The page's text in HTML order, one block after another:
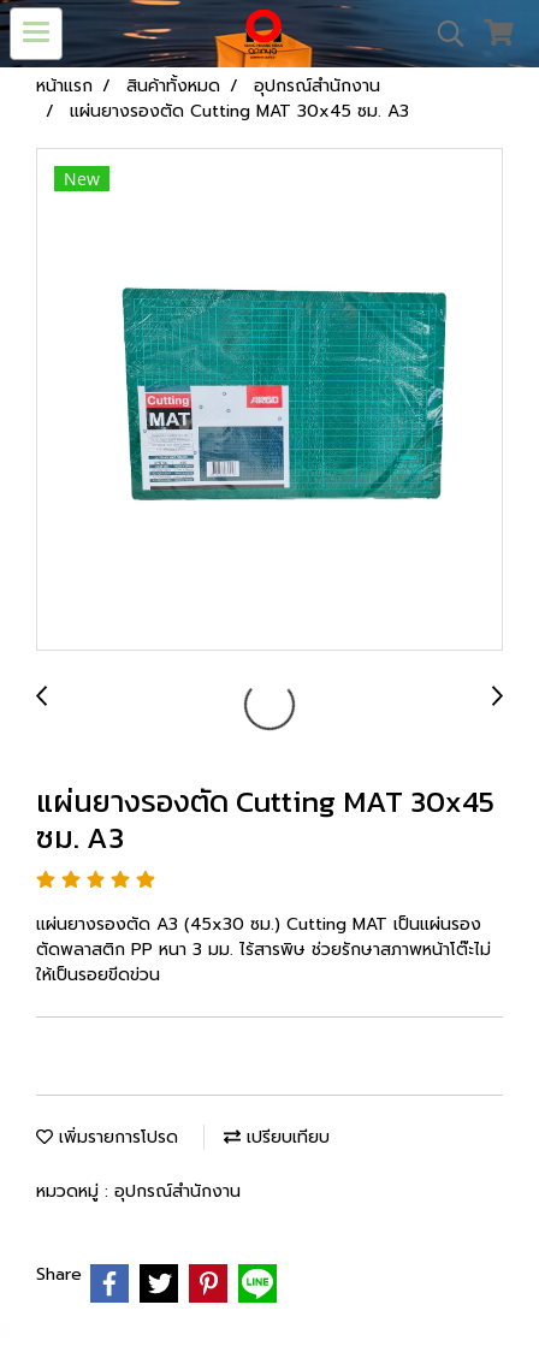
หน้าแรก สินค้าทั้งหมด
อุปกรณ์สำนักงาน
แผ่นยางรองตัด Cutting MAT 30x45 ซม. A3
New
แผ่นยางรองตัด Cutting MAT 30x45
ซม. A3
แผ่นยางรองตัด A3 (45x30 ซม.) Cutting MAT เป็นแผ่นรอง
ตัดพลาสติก PP หนา 3 มม. ไร้สารพิษ ช่วยรักษาสภาพหน้าโต๊ะไม่
ให้เป็นรอยขีดข่วน
เพิ่มรายการโปรด เปรียบเทียบ
หมวดหมู่ : อุปกรณ์สำนักงาน
Share